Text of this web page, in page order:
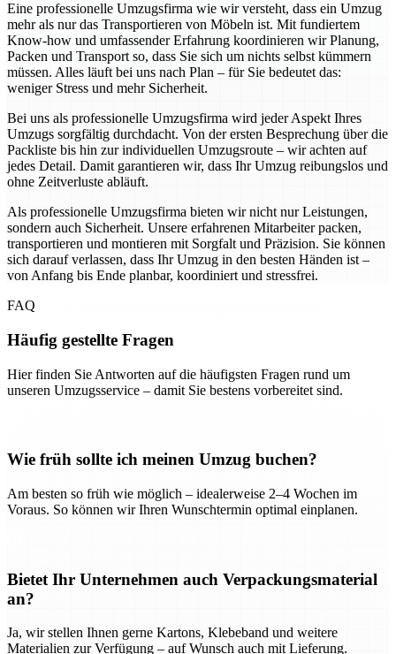
Eine professionelle Umzugsfirma wie wir versteht, dass ein Umzug
mehr als nur das Transportieren von Möbeln ist. Mit fundiertem
Know-how und umfassender Erfahrung koordinieren wir Planung,
Packen und Transport so, dass Sie sich um nichts selbst kümmern
müssen. Alles läuft bei uns nach Plan – für Sie bedeutet das:
weniger Stress und mehr Sicherheit.
Bei uns als professionelle Umzugsfirma wird jeder Aspekt Ihres
Umzugs sorgfältig durchdacht. Von der ersten Besprechung über die
Packliste bis hin zur individuellen Umzugsroute – wir achten auf
jedes Detail. Damit garantieren wir, dass Ihr Umzug reibungslos und
ohne Zeitverluste abläuft.
Als professionelle Umzugsfirma bieten wir nicht nur Leistungen,
sondern auch Sicherheit. Unsere erfahrenen Mitarbeiter packen,
transportieren und montieren mit Sorgfalt und Präzision. Sie können
sich darauf verlassen, dass Ihr Umzug in den besten Händen ist –
von Anfang bis Ende planbar, koordiniert und stressfrei.
FAQ
Häufig gestellte Fragen
Hier finden Sie Antworten auf die häufigsten Fragen rund um
unseren Umzugsservice – damit Sie bestens vorbereitet sind.
Wie früh sollte ich meinen Umzug buchen?
Am besten so früh wie möglich – idealerweise 2–4 Wochen im
Voraus. So können wir Ihren Wunschtermin optimal einplanen.
Bietet Ihr Unternehmen auch Verpackungsmaterial
an?
Ja, wir stellen Ihnen gerne Kartons, Klebeband und weitere
Materialien zur Verfügung – auf Wunsch auch mit Lieferung.